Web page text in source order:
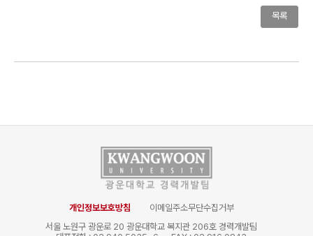
목록
개인정보보호방침
이메일주소무단수집거부
서울 노원구 광운로 20 광운대학교 복지관 206호 경력개발팀